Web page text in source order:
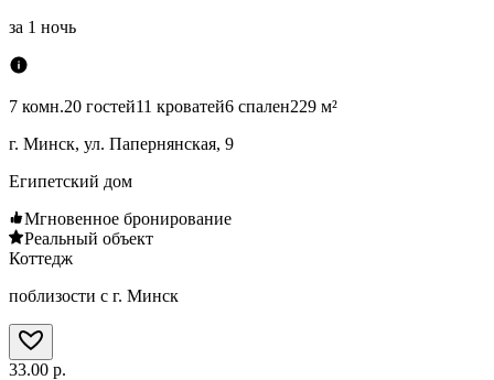
за 1 ночь
7 комн.20 гостей11 кроватей6 спален229 м²
г. Минск, ул. Папернянская, 9
Египетский дом
Мгновенное бронирование
Реальный объект
Коттедж
поблизости с г. Минск
33.00 р.